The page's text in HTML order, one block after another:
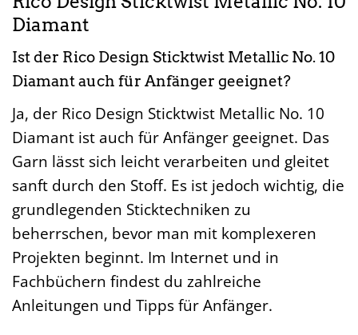
Diamant
Ist der Rico Design Sticktwist Metallic No. 10
Diamant auch für Anfänger geeignet?
Ja, der Rico Design Sticktwist Metallic No. 10
Diamant ist auch für Anfänger geeignet. Das
Garn lässt sich leicht verarbeiten und gleitet
sanft durch den Stoff. Es ist jedoch wichtig, die
grundlegenden Sticktechniken zu
beherrschen, bevor man mit komplexeren
Projekten beginnt. Im Internet und in
Fachbüchern findest du zahlreiche
Anleitungen und Tipps für Anfänger.